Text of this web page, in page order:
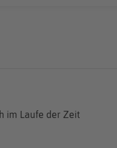
im Laufe der Zeit